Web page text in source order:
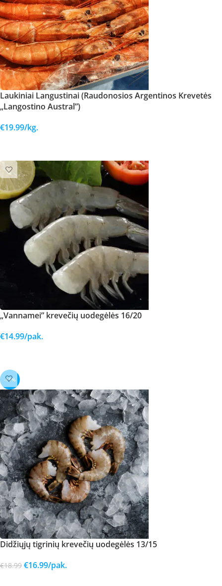
Laukiniai Langustinai (Raudonosios Argentinos Krevetės
„Langostino Austral”)
€19.99/kg.
„Vannamei” krevečių uodegėlės 16/20
€14.99/pak.
-11%
Didžiųjų tigrinių krevečių uodegėlės 13/15
€18.99 €16.99/pak.